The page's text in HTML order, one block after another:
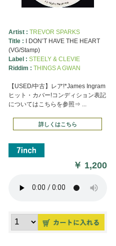
Artist : TREVOR SPARKS
Title : I DON’T HAVE THE HEART
(VG/Stamp)
Label : STEELY & CLEVIE
Riddim : THINGS A GWAN
【USED/中古】レア!*James Ingram
ヒット・カバー!コンディション表記
についてはこちらを参照⇒ ...
詳しくはこちら
￥ 1,200